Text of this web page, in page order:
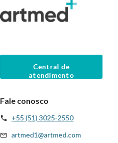
Central de
atendimento
Fale conosco
+55 (51) 3025-2550
artmed1@artmed.com